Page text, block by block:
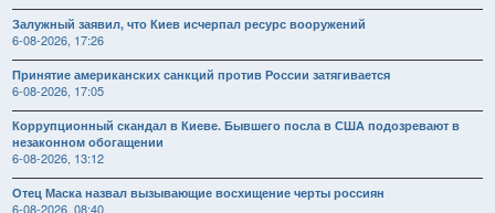
Залужный заявил, что Киев исчерпал ресурс вооружений
6-08-2026, 17:26
Принятие американских санкций против России затягивается
6-08-2026, 17:05
Коррупционный скандал в Киеве. Бывшего посла в США подозревают в
незаконном обогащении
6-08-2026, 13:12
Отец Маска назвал вызывающие восхищение черты россиян
6-08-2026, 08:40